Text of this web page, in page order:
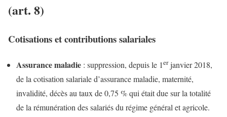
(art. 8)
Cotisations et contributions salariales
Assurance maladie : suppression, depuis le 1erjanvier 2018,
de la cotisation salariale d’assurance maladie, maternité,
invalidité, décès au taux de 0,75 % qui était due sur la totalité
de la rémunération des salariés du régime général et agricole.